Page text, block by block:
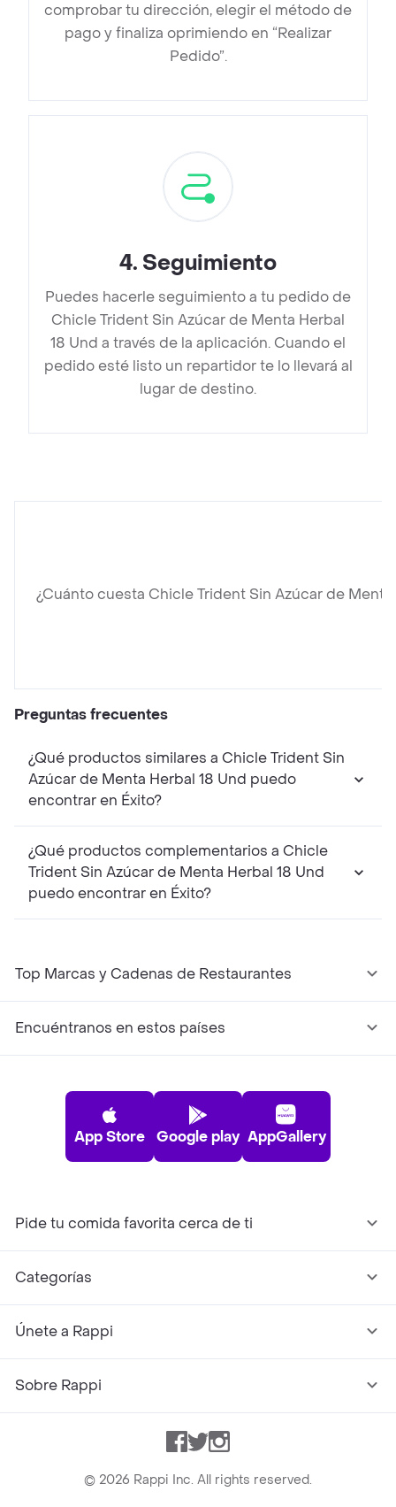
comprobar tu dirección, elegir el método de
pago y finaliza oprimiendo en “Realizar
Pedido”.
4. Seguimiento
Puedes hacerle seguimiento a tu pedido de
Chicle Trident Sin Azúcar de Menta Herbal
18 Und a través de la aplicación. Cuando el
pedido esté listo un repartidor te lo llevará al
lugar de destino.
¿Cuánto cuesta Chicle Trident Sin Azúcar de Menta
Preguntas frecuentes
¿Qué productos similares a Chicle Trident Sin
Azúcar de Menta Herbal 18 Und puedo
encontrar en Éxito?
¿Qué productos complementarios a Chicle
Trident Sin Azúcar de Menta Herbal 18 Und
puedo encontrar en Éxito?
Top Marcas y Cadenas de Restaurantes
Encuéntranos en estos países
App Store Google play AppGallery
Pide tu comida favorita cerca de ti
Categorías
Únete a Rappi
Sobre Rappi
Facebook
TwitterInstagram
© 2026 Rappi Inc. All rights reserved.